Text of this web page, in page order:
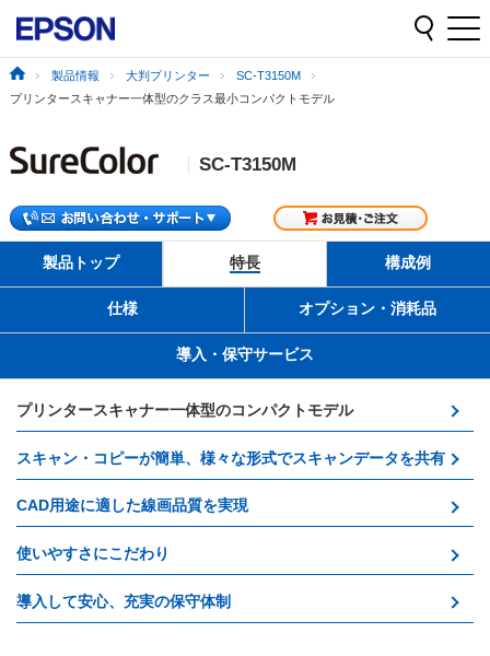
製品情報 大判プリンター
SC-T3150M
プリンタースキャナー一体型のクラス最小コンパクトモデル
SC-T3150M
製品トップ 特長 構成例
仕様 オプション・消耗品
導入・保守サービス
プリンタースキャナー一体型のコンパクトモデル
スキャン・コピーが簡単、様々な形式でスキャンデータを共有
CAD用途に適した線画品質を実現
使いやすさにこだわり
導入して安心、充実の保守体制